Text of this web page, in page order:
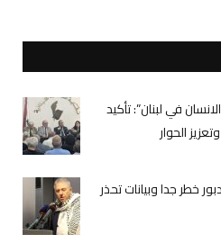
في لبنان”: تأكيد
الحوار
خطر جدا وبيانات تحذر